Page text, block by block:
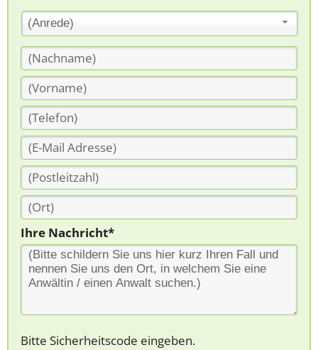
(Anrede)
Ihre Nachricht*
Bitte Sicherheitscode eingeben.